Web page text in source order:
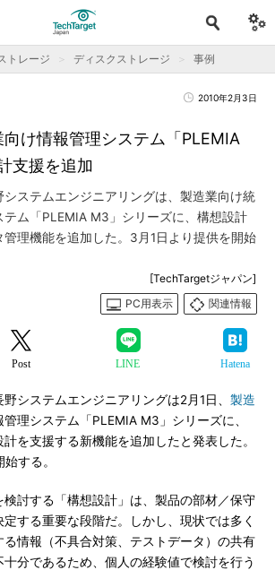
トレージ ディスクストレージ 事例
2010年2月3日
け情報管理システム「PLEMIA
支援を追加
ステムエンジニアリングは、製造業向け統
ム「PLEMIA M3」シリーズに、構想設計
理機能を追加した。3月1日より提供を開始
[TechTargetジャパン]
PC用表示
関連情報
Post LINE Hatena
野システムエンジニアリングは2月1日、 製造
理システム「PLEMIA M3」シリーズに、
を支援する新機能を追加したと発表した。
する。
討する「構想設計」は、製品の部材／保守
する重要な段階だ。しかし、現状では多く
情報（不具合対策、テストデータ）の共有
分であるため、個人の経験値で検討を行う